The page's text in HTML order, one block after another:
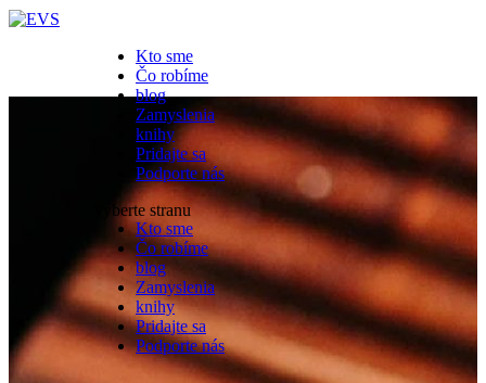
Kto sme
Čo robíme
blog
Zamyslenia
knihy
Pridajte sa
Podporte nás
Vyberte stranu
Kto sme
Čo robíme
blog
Zamyslenia
knihy
Pridajte sa
Podporte nás